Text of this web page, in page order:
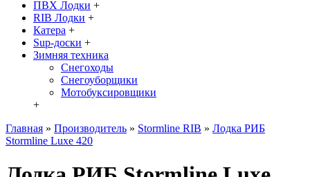
ПВХ Лодки +
RIB Лодки +
Катера +
Sup-доски +
Зимняя техника
Снегоходы
Cнегоуборщики
Мотобуксировщики
+
Главная » Производитель » Stormline RIB » Лодка РИБ
Stormline Luxe 420